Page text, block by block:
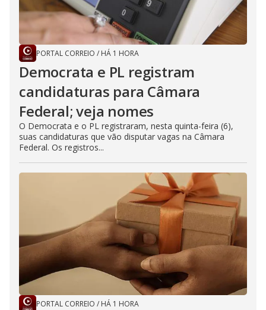
PORTAL CORREIO / HÁ 1 HORA
Democrata e PL registram
candidaturas para Câmara
Federal; veja nomes
O Democrata e o PL registraram, nesta quinta-feira (6),
suas candidaturas que vão disputar vagas na Câmara
Federal. Os registros...
PORTAL CORREIO / HÁ 1 HORA